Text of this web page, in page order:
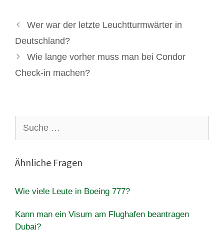
Wer war der letzte Leuchtturmwärter in
Deutschland?
Wie lange vorher muss man bei Condor
Check-in machen?
nach:
Ähnliche Fragen
Wie viele Leute in Boeing 777?
Kann man ein Visum am Flughafen beantragen
Dubai?